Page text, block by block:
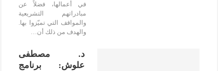
في أعمالها، فضلاً عن
مبادراتهم التشريعية
والمواقف التي تميّزوا بها.
والهدف من ذلك أن…
د. مصطفى
علوش: برنامج